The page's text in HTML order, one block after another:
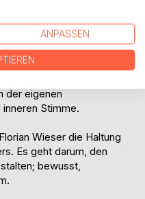
unter anderem mit den
nach Paul Rebillot und
Intelligenz, die
Im Zentrum steht
der eigenen
Stimme.
Wieser die Haltung
Es geht darum, den
bewusst,
ANPASSEN